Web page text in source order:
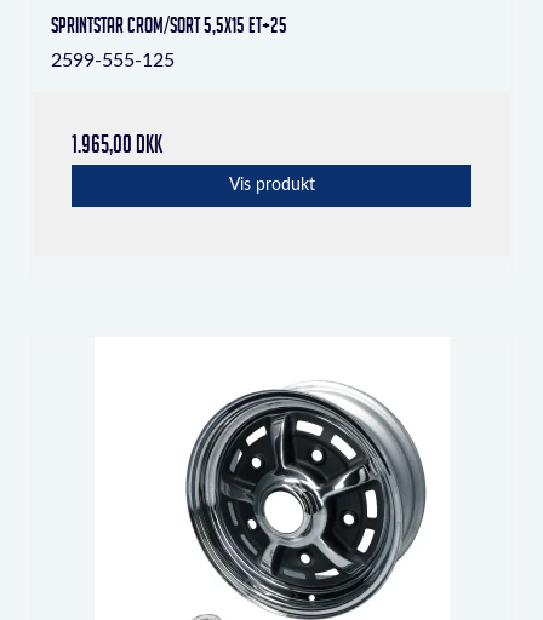
Sprintstar crom/sort 5,5x15 ET+25
2599-555-125
1.965,00 DKK
Vis produkt